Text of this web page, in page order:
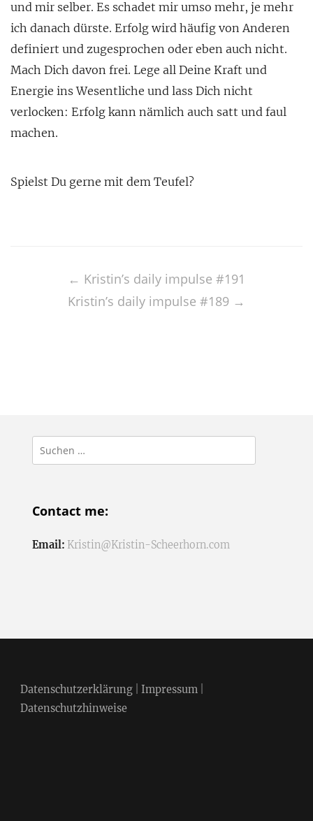
und mir selber. Es schadet mir umso mehr, je mehr
ich danach dürste. Erfolg wird häufig von Anderen
definiert und zugesprochen oder eben auch nicht.
Mach Dich davon frei. Lege all Deine Kraft und
Energie ins Wesentliche und lass Dich nicht
verlocken: Erfolg kann nämlich auch satt und faul
machen.
Spielst Du gerne mit dem Teufel?
navigation
← Kristin’s daily impulse #191
Kristin’s daily impulse #189 →
Suchen
nach:
Contact me:
Email: Kristin@Kristin-Scheerhorn.com
Datenschutzerklärung| Impressum|
Datenschutzhinweise